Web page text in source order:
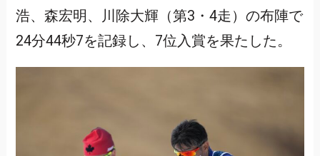
浩、森宏明、川除大輝（第3・4走）の布陣で
24分44秒7を記録し、7位入賞を果たした。